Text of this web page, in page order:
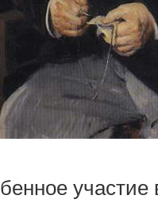
участие